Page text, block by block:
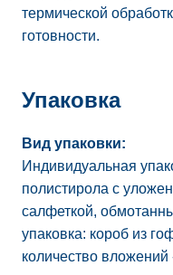
термической
готовности.
Упаковка
Вид упаковки:
Индивидуальная
полистирола с
салфеткой,
упаковка: короб из
количество вложений